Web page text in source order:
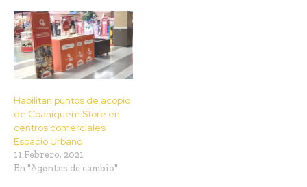
Habilitan puntos de acopio
de Coaniquem Store en
centros comerciales
Espacio Urbano
11 Febrero, 2021
En "Agentes de cambio"